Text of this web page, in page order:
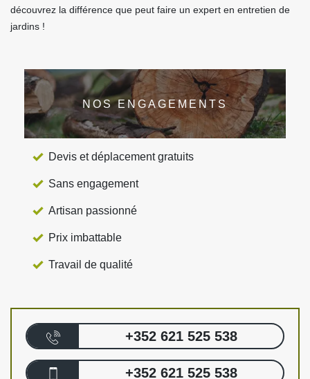
découvrez la différence que peut faire un expert en entretien de
jardins !
NOS ENGAGEMENTS
Devis et déplacement gratuits
Sans engagement
Artisan passionné
Prix imbattable
Travail de qualité
+352 621 525 538
+352 621 525 538